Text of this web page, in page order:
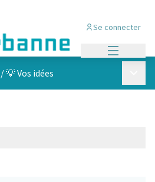
Se connecter
/💡 Vos idées